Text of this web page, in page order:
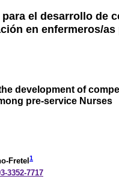
el desarrollo de
en enfermeros/
development of
pre-service Nurses
Fretel 1
3352-7717